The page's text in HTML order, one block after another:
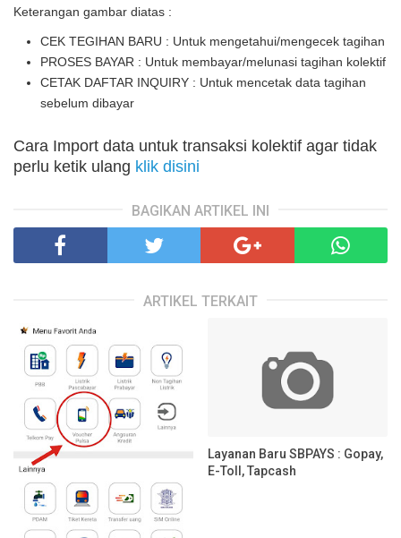
Keterangan gambar diatas :
CEK TEGIHAN BARU : Untuk mengetahui/mengecek tagihan
PROSES BAYAR : Untuk membayar/melunasi tagihan kolektif
CETAK DAFTAR INQUIRY : Untuk mencetak data tagihan
sebelum dibayar
Cara Import data untuk transaksi kolektif agar tidak
perlu ketik ulang klik disini
BAGIKAN ARTIKEL INI
ARTIKEL TERKAIT
Layanan Baru SBPAYS : Gopay,
E-Toll, Tapcash